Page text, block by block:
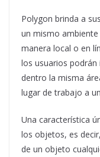
Polygon brinda a
un mismo ambiente
manera local o en
los usuarios
dentro la misma
lugar de trabajo a
Una característica
los objetos, es
de un objeto